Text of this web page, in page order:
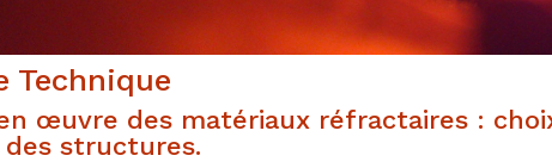
Technique
œuvre des matériaux réfractaires :
structures.